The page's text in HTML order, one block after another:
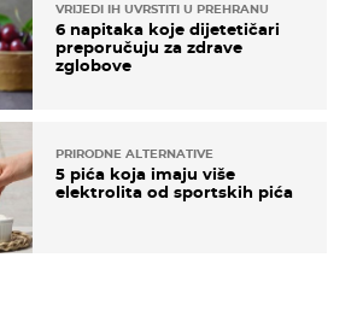
VRIJEDI IH UVRSTITI U PREHRANU
6 napitaka koje dijetetičari
preporučuju za zdrave
zglobove
PRIRODNE ALTERNATIVE
5 pića koja imaju više
elektrolita od sportskih pića